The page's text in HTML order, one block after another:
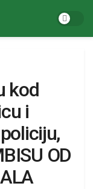
kod
i
OD